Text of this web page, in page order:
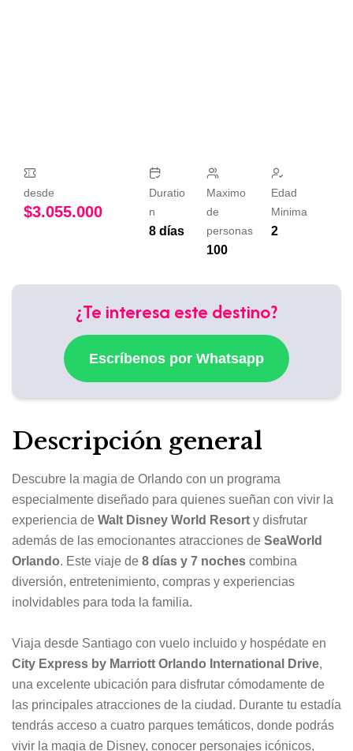
desde
$3.055.000
Duratio
n
8 días
Maximo
de
personas
100
Edad
Minima
2
¿Te interesa este destino?
Escríbenos por Whatsapp
Descripción general
Descubre la magia de Orlando con un programa
especialmente diseñado para quienes sueñan con vivir la
experiencia de Walt Disney World Resort y disfrutar
además de las emocionantes atracciones de SeaWorld
Orlando. Este viaje de 8 días y 7 noches combina
diversión, entretenimiento, compras y experiencias
inolvidables para toda la familia.
Viaja desde Santiago con vuelo incluido y hospédate en
City Express by Marriott Orlando International Drive,
una excelente ubicación para disfrutar cómodamente de
las principales atracciones de la ciudad. Durante tu estadía
tendrás acceso a cuatro parques temáticos, donde podrás
vivir la magia de Disney, conocer personajes icónicos,